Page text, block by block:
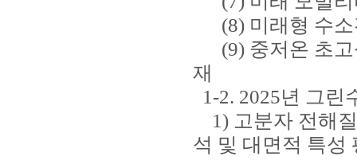
(8) 미래형 수소
(9) 중저온 초고
재
1-2. 2025년 그
1) 고분자 전해
석 및 대면적 특성